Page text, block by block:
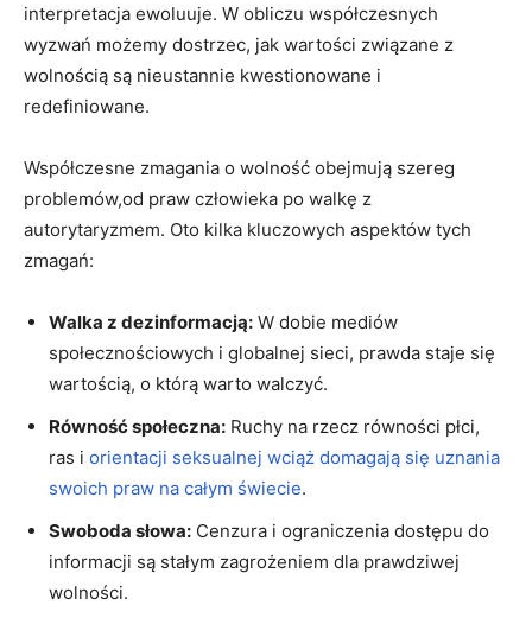
interpretacja ewoluuje. W obliczu‌ współczesnych
wyzwań możemy ‍dostrzec,‌ jak ‍wartości związane z
wolnością są nieustannie kwestionowane i
redefiniowane.
Współczesne zmagania o wolność obejmują‌ szereg
problemów,od praw człowieka po walkę z
autorytaryzmem. Oto kilka kluczowych aspektów tych
zmagań:
Walka z⁣ dezinformacją: W dobie mediów
społecznościowych i globalnej sieci, prawda staje ‌się
wartością, o którą warto walczyć.
Równość⁣ społeczna: Ruchy na rzecz równości płci,
ras ⁣i ‌ orientacji seksualnej wciąż domagają się uznania
swoich praw na całym świecie.
Swoboda słowa: Cenzura ‍i ograniczenia dostępu do​
informacji ⁣są stałym ‌zagrożeniem dla prawdziwej‍
wolności.